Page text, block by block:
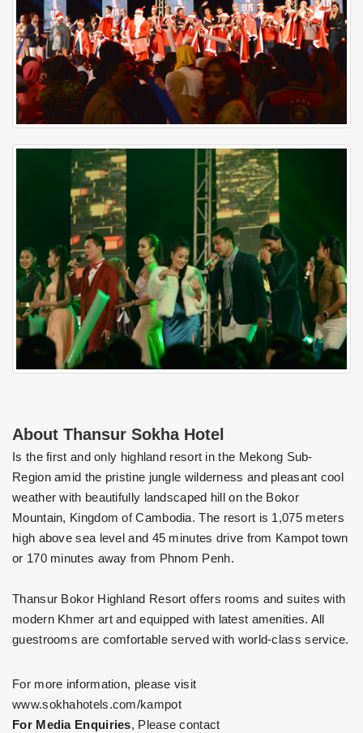
About Thansur Sokha Hotel
Is the first and only highland resort in the Mekong Sub-
Region amid the pristine jungle wilderness and pleasant cool
weather with beautifully landscaped hill on the Bokor
Mountain, Kingdom of Cambodia. The resort is 1,075 meters
high above sea level and 45 minutes drive from Kampot town
or 170 minutes away from Phnom Penh.
Thansur Bokor Highland Resort offers rooms and suites with
modern Khmer art and equipped with latest amenities. All
guestrooms are comfortable served with world-class service.
For more information, please visit
www.sokhahotels.com/kampot
For Media Enquiries, Please contact